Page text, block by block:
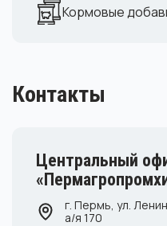
Кормовые
Контакты
Центральный
г. Пермь, ул.
а/я 170